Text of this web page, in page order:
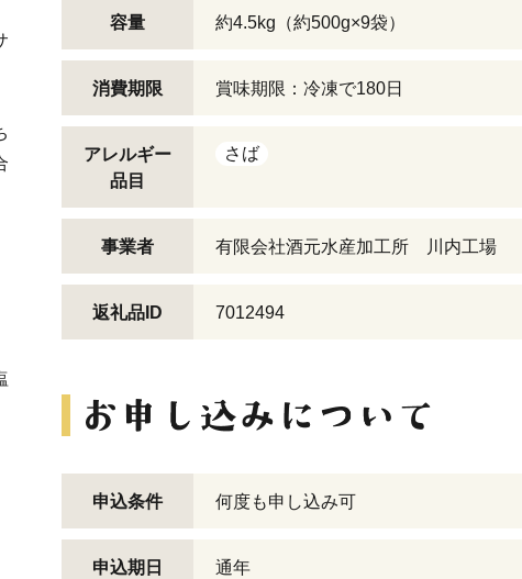
容量 約4.5kg（約500g×9袋）
消費期限 賞味期限：冷凍で180日
アレルギー
品目
さば
事業者 有限会社酒元水産加工所 川内工場
返礼品ID 7012494
申込条件 何度も申し込み可
申込期日 通年